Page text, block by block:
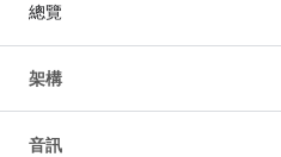
總覽
架構
音訊